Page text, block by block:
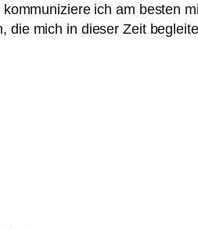
ich am besten
mich in dieser Zeit